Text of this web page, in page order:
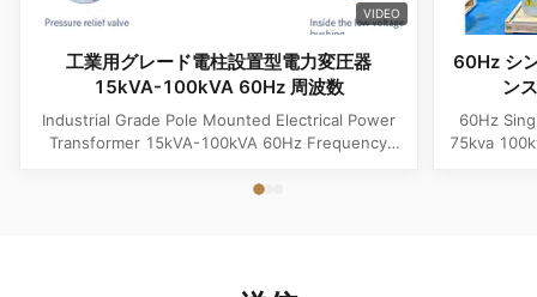
VIDEO
工業用グレード電柱設置型電力変圧器
15kVA-100kVA 60Hz 周波数
Industrial Grade Pole Mounted Electrical Power
Transformer 15kVA-100kVA 60Hz Frequency
Frequency 60Hz Phase Single Phase Application
60Hz シ
ン
60Hz
75kva